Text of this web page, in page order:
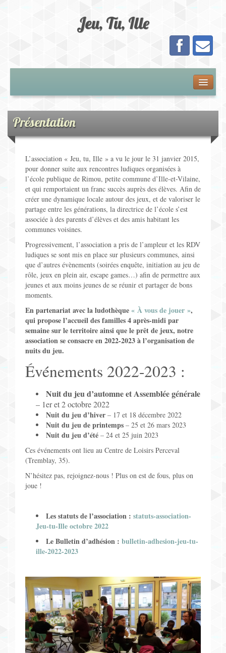
Jeu, Tu, Ille
Adhésion
Calendrier
Les Jeux
Jeux de Plateau
Jeux de Cartes
Jeux de Rôle
Contact
Présentation
L’association « Jeu, tu, Ille » a vu le jour le 31 janvier 2015,
pour donner suite aux rencontres ludiques organisées à
l’école publique de Rimou, petite commune d’Ille-et-Vilaine,
et qui remportaient un franc succès auprès des élèves. Afin de
créer une dynamique locale autour des jeux, et de valoriser le
partage entre les générations, la directrice de l’école s’est
associée à des parents d’élèves et des amis habitant les
communes voisines.
Progressivement, l’association a pris de l’ampleur et les RDV
ludiques se sont mis en place sur plusieurs communes, ainsi
que d’autres évènements (soirées enquête, initiation au jeu de
rôle, jeux en plein air, escape games…) afin de permettre aux
jeunes et aux moins jeunes de se réunir et partager de bons
moments.
En partenariat avec la ludothèque« À vous de jouer »,
qui propose l’accueil des familles 4 après-midi par
semaine sur le territoire ainsi que le prêt de jeux, notre
association se consacre en 2022-2023 à l’organisation de
nuits du jeu.
Événements 2022-2023 :
Nuit du jeu d’automne et Assemblée générale
– 1er et 2 octobre 2022
Nuit du jeu d’hiver – 17 et 18 décembre 2022
Nuit du jeu de printemps – 25 et 26 mars 2023
Nuit du jeu d’été – 24 et 25 juin 2023
Ces événements ont lieu au Centre de Loisirs Perceval
(Tremblay, 35).
N’hésitez pas, rejoignez-nous ! Plus on est de fous, plus on
joue !
Les statuts de l’association : statuts-association-
Jeu-tu-Ille octobre 2022
Le Bulletin d’adhésion : bulletin-adhesion-jeu-tu-
ille-2022-2023